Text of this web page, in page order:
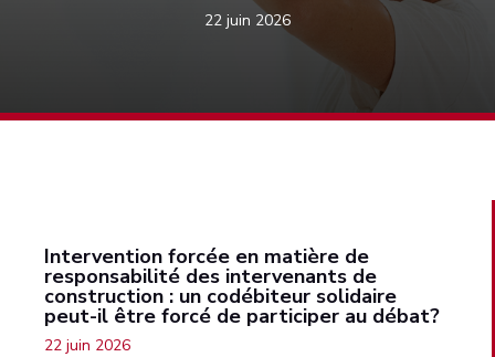
22 juin 2026
Intervention forcée en matière de
responsabilité des intervenants de
construction : un codébiteur solidaire
peut-il être forcé de participer au débat?
22 juin 2026